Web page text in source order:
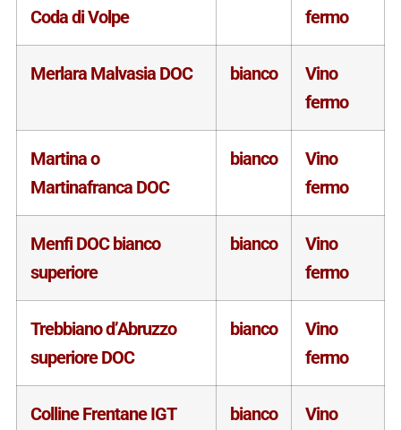
Coda di Volpe
fermo
Merlara Malvasia DOC bianco
Vino
fermo
Martina o
Martinafranca DOC
bianco
Vino
fermo
Menfi DOC bianco
superiore
bianco
Vino
fermo
Trebbiano d’Abruzzo
superiore DOC
bianco
Vino
fermo
Colline Frentane IGT
bianco
Vino